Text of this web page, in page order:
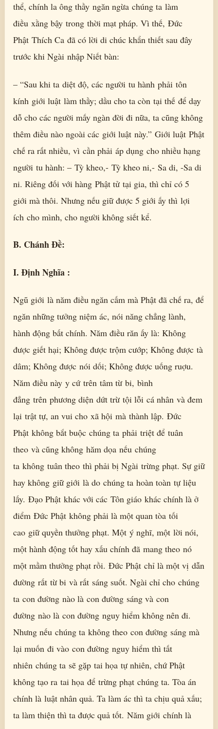
thể, chính la ông thầy ngăn ngừa chúng ta làm
điều xằng bậy trong thời mạt pháp. Vì thế, Đức
Phật Thích Ca đã có lời di chúc khẩn thiết sau đây
trước khi Ngài nhập Niết bàn:
– “Sau khi ta diệt độ, các người tu hành phải tôn
kính giới luật làm thầy; dầu cho ta còn tại thế để dạy
dỗ cho các người mấy ngàn đời đi nữa, ta cũng không
thêm điều nào ngoài các giới luật này.” Giới luật Phật
chế ra rất nhiều, vì cần phải áp dụng cho nhiều hạng
người tu hành: – Tỳ kheo,- Tỳ kheo ni,- Sa di, -Sa di
ni. Riêng đối với hàng Phật tử tại gia, thì chỉ có 5
giới mà thôi. Nhưng nếu giữ được 5 giới ấy thì lợi
ích cho mình, cho người không siết kể.
B. Chánh Đề:
I. Định Nghĩa :
Ngũ giới là năm điều ngăn cấm mà Phật đã chế ra, để
ngăn những tưởng niệm ác, nói năng chẳng lành,
hành động bất chính. Năm điều răn ấy là: Không
được giết hại; Không được trộm cướp; Không được tà
dâm; Không được nói dối; Không được uống ruợu.
Năm điều này y cứ trên tâm từ bi, bình
đẳng trên phương diện dứt trừ tội lỗi cá nhân và đem
lại trật tự, an vui cho xã hội mà thành lập. Đức
Phật không bắt buộc chúng ta phải triệt để tuân
theo và cũng không hăm dọa nếu chúng
ta không tuân theo thì phải bị Ngài trừng phạt. Sự giữ
hay không giữ giới là do chúng ta hoàn toàn tự liệu
lấy. Đạo Phật khác với các Tôn giáo khác chính là ở
điểm Đức Phật không phải là một quan tòa tối
cao giữ quyền thưởng phạt. Một ý nghĩ, một lời nói,
một hành động tốt hay xấu chính đã mang theo nó
một mầm thưởng phạt rồi. Đức Phật chỉ là một vị dẫn
đường rất từ bi và rất sáng suốt. Ngài chỉ cho chúng
ta con đường nào là con đường sáng và con
đường nào là con đường nguy hiểm không nên đi.
Nhưng nếu chúng ta không theo con đường sáng mà
lại muốn đi vào con đường nguy hiểm thì tất
nhiên chúng ta sẽ gặp tai họa tự nhiên, chứ Phật
không tạo ra tai họa để trừng phạt chúng ta. Tòa án
chính là luật nhân quả. Ta làm ác thì ta chịu quả xấu;
ta làm thiện thì ta được quả tốt. Năm giới chính là